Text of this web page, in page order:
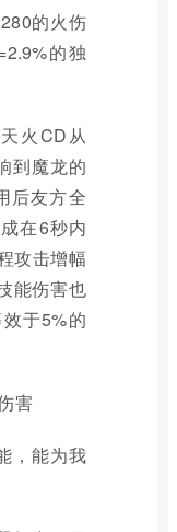
的火伤
的独
火CD从
到魔龙的
后友方全
在6秒内
攻击增幅
能伤害也
于5%的
害
，能为我